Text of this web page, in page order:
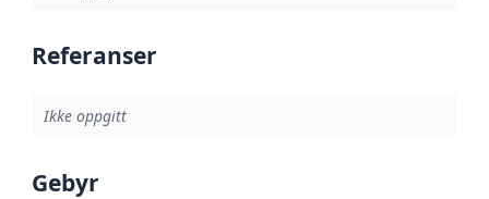
Referanser
Ikke oppgitt
Gebyr